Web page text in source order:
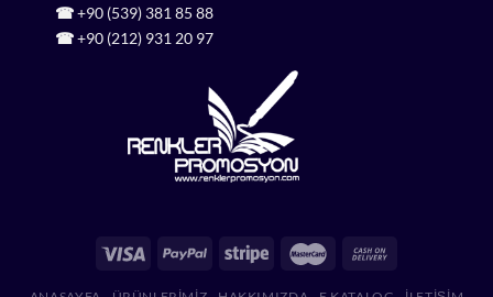
☎+90 (539) 381 85 88
☎+90 (212) 931 20 97